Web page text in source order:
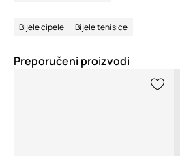
Bijele cipele Bijele tenisice
Preporučeni proizvodi